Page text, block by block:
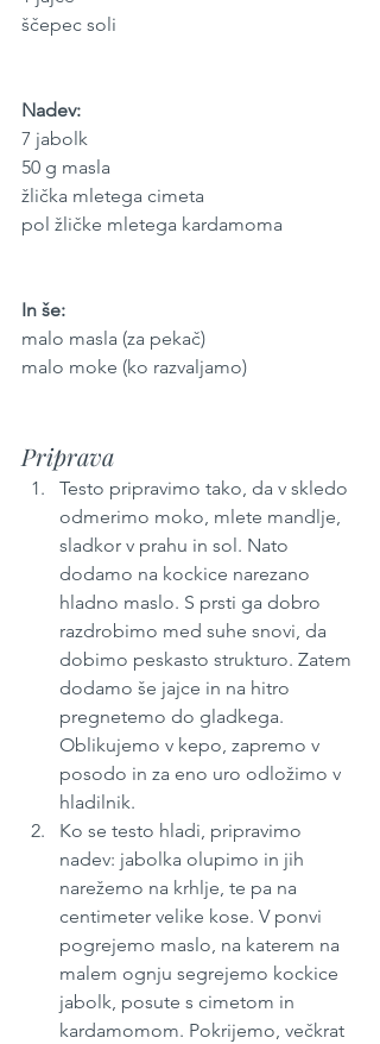
ščepec soli
Nadev:
7 jabolk
50 g masla
žlička mletega cimeta
pol žličke mletega kardamoma
In še:
malo masla (za pekač)
malo moke (ko razvaljamo)
Priprava
Testo pripravimo tako, da v skledo
odmerimo moko, mlete mandlje,
sladkor v prahu in sol. Nato
dodamo na kockice narezano
hladno maslo. S prsti ga dobro
razdrobimo med suhe snovi, da
dobimo peskasto strukturo. Zatem
dodamo še jajce in na hitro
pregnetemo do gladkega.
Oblikujemo v kepo, zapremo v
posodo in za eno uro odložimo v
hladilnik.
Ko se testo hladi, pripravimo
nadev: jabolka olupimo in jih
narežemo na krhlje, te pa na
centimeter velike kose. V ponvi
pogrejemo maslo, na katerem na
malem ognju segrejemo kockice
jabolk, posute s cimetom in
kardamomom. Pokrijemo, večkrat